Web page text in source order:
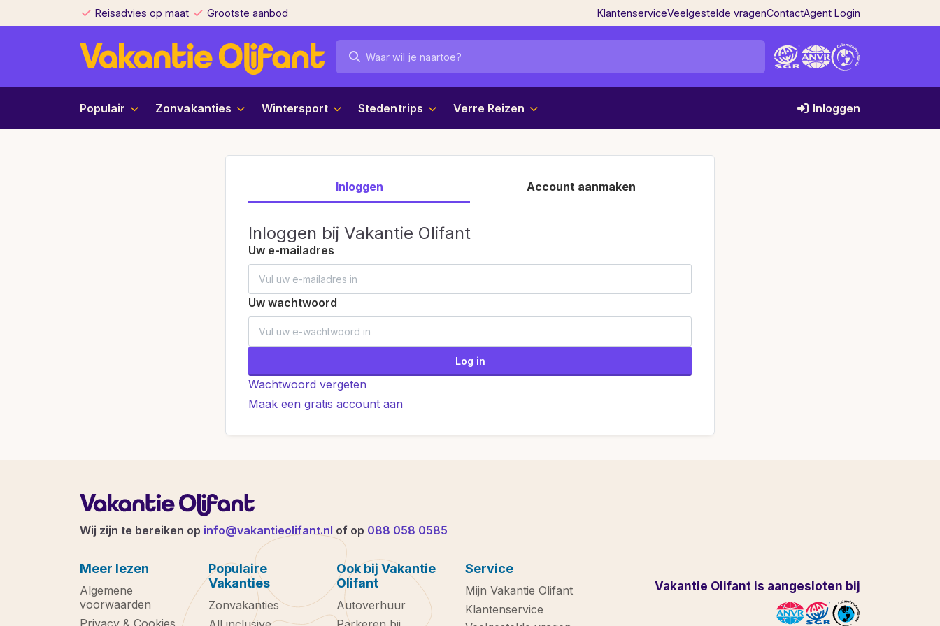
Reisadvies op maat Grootste aanbod KlantenserviceVeelgestelde vragenContactAgent Login
Populair Zonvakanties Wintersport Stedentrips Verre Reizen Inloggen
Inloggen Account aanmaken
Inloggen bij Vakantie Olifant
Uw e-mailadres
Uw wachtwoord
Log in
Wachtwoord vergeten
Maak een gratis account aan
Wij zijn te bereiken op info@vakantieolifant.nl of op 088 058 0585
Meer lezen
Algemene
voorwaarden
Privacy & Cookies
Populaire
Vakanties
Zonvakanties
Ook bij Vakantie
Olifant
Autoverhuur
Service
Mijn Vakantie Olifant
Klantenservice
Vakantie Olifant is aangesloten bij